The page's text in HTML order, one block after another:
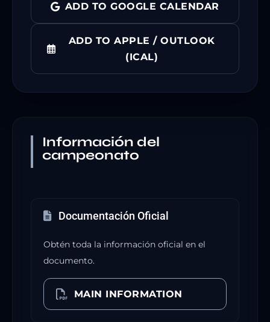
ADD TO GOOGLE CALENDAR
ADD TO APPLE / OUTLOOK
(ICAL)
Información del
campeonato
Documentación Oficial
Obtén toda la información oficial en el
documento.
MAIN INFORMATION